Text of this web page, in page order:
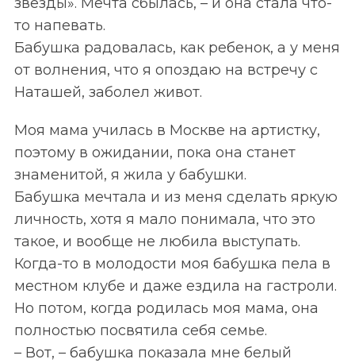
то напевать.
Бабушка радовалась, как ребенок, а у меня
от волнения, что я опоздаю на встречу с
Наташей, заболел живот.
Моя мама училась в Москве на артистку,
поэтому в ожидании, пока она станет
знаменитой, я жила у бабушки.
Бабушка мечтала и из меня сделать яркую
личность, хотя я мало понимала, что это
такое, и вообще не любила выступать.
Когда-то в молодости моя бабушка пела в
местном клубе и даже ездила на гастроли.
Но потом, когда родилась моя мама, она
полностью посвятила себя семье.
– Вот, – бабушка показала мне белый